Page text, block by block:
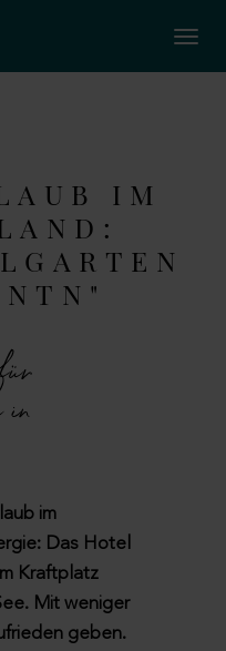
IM
im
Das Hotel
Kraftplatz
Mit weniger
geben.